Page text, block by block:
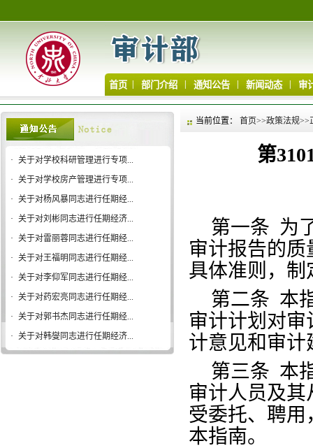
首页 部门介绍 通知公告 新闻动态 审
· 关于对学校科研管理进行专项...
· 关于对学校房产管理进行专项...
· 关于对杨风暴同志进行任期经...
· 关于对刘彬同志进行任期经济...
· 关于对雷丽蓉同志进行任期经...
· 关于对王福明同志进行任期经...
· 关于对李仰军同志进行任期经...
· 关于对药宏亮同志进行任期经...
· 关于对郭书杰同志进行任期经...
· 关于对韩燮同志进行任期经济...
当前位置： 首页>>政策法规>>
第
第一条 为
审计报告的
具体准则，制
第二条 本
审计计划对
计意见和审计
第三条 本
审计人员及
受委托、聘
本指南。